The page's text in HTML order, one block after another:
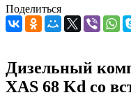
Поделиться
Дизельный
XAS 68 Kd со